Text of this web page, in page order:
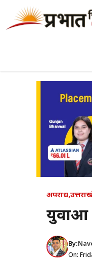
अपराध,
युवाओं
By:
On: